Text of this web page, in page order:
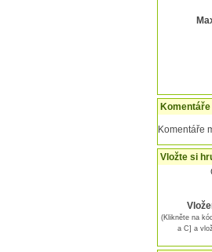
Komentáře
Vložte si
(Klikněte na
a C] a